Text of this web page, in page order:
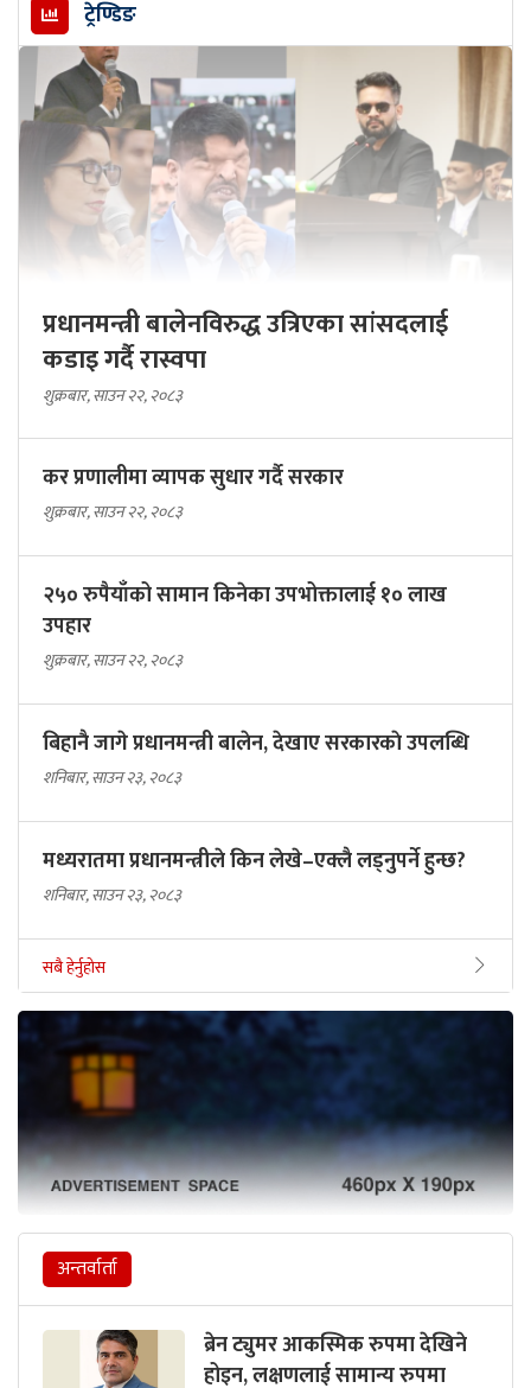
ट्रेण्डिङ
प्रधानमन्त्री बालेनविरुद्ध उत्रिएका सांसदलाई
कडाइ गर्दै रास्वपा
शुक्रबार, साउन २२, २०८३
कर प्रणालीमा व्यापक सुधार गर्दै सरकार
शुक्रबार, साउन २२, २०८३
२५० रुपैयाँको सामान किनेका उपभोक्तालाई १० लाख
उपहार
शुक्रबार, साउन २२, २०८३
बिहानै जागे प्रधानमन्त्री बालेन, देखाए सरकारकाे उपलब्धि
शनिबार, साउन २३, २०८३
मध्यरातमा प्रधानमन्त्रीले किन लेखे–एक्लै लड्नुपर्ने हुन्छ?
शनिबार, साउन २३, २०८३
सबै हेर्नुहोस
अन्तर्वार्ता
ब्रेन ट्युमर आकस्मिक रुपमा देखिने
होइन, लक्षणलाई सामान्य रुपमा